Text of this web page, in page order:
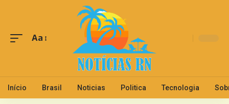
Aa
Início Brasil Noticias Politica Tecnologia